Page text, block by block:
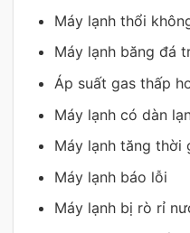
Máy lạnh thổi
Máy lạnh băng đá
Áp suất gas thấp
Máy lạnh có dàn
Máy lạnh tăng thời
Máy lạnh báo lỗi
Máy lạnh bị rò rỉ